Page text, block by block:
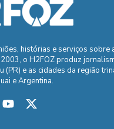
histórias e serviços sobre
o H2FOZ produz
(PR) e as cidades da região
e Argentina.